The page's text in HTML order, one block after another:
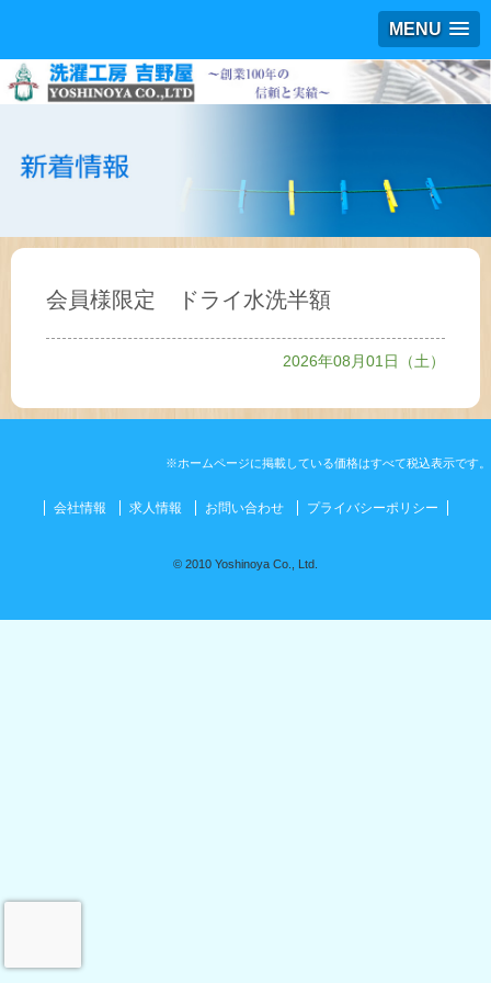
MENU
会員様限定 ドライ水洗半額
2026年08月01日（土）
※ホームページに掲載している価格はすべて税込表示です。
会社情報 求人情報 お問い合わせ プライバシーポリシー
© 2010 Yoshinoya Co., Ltd.